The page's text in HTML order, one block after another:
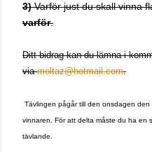
3)Varför just du skall vinna
varför.
Ditt bidrag kan du lämna i
viamoltaz@hotmail.com.
Tävlingen pågår till den onsdagen
vinnaren. För att delta måste du ha en
tävlande.